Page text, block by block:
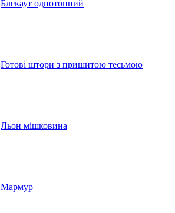
Блекаут однотонний
Готові штори з пришитою тесьмою
Льон мішковина
Мармур